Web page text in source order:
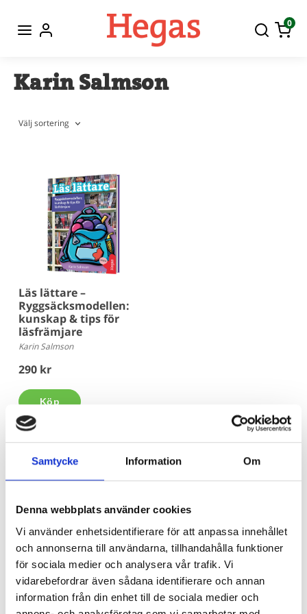
Samtycke Information Om
Denna webbplats använder cookies
Vi använder enhetsidentifierare för att anpassa innehållet
och annonserna till användarna, tillhandahålla funktioner
för sociala medier och analysera vår trafik. Vi
vidarebefordrar även sådana identifierare och annan
information från din enhet till de sociala medier och
0
Karin Salmson
Välj sortering
Läs lättare –
Ryggsäcksmodellen:
kunskap & tips för
läsfrämjare
Karin Salmson
290 kr
Köp
köper du in!
Beroende på kommunens upphandlingsavtal köper du våra
böcker hos Adlibris, Bokus eller Läromedia. Spel och Flugo-
dockor? Dem köper du hos Läromedia.
Direktupphandling då? Jo, det kan du göra!Mejla oss!